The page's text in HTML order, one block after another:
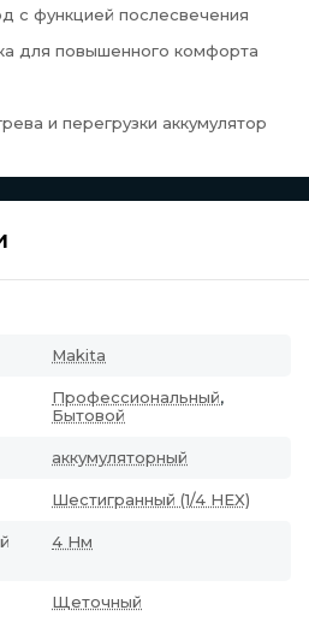
с функцией послесвечения
для повышенного комфорта
и перегрузки аккумулятор
Makita
Профессиональный,
Бытовой
аккумуляторный
Шестигранный (1/4 HEX)
4 Нм
Щеточный